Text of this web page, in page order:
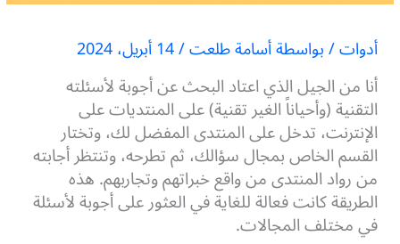
أدوات/ بواسطةأسامة طلعت/14 أبريل، 2024
أنا من الجيل الذي اعتاد البحث عن أجوبة لأسئلته
التقنية (وأحياناً الغير تقنية) على المنتديات على
الإنترنت، تدخل على المنتدى المفضل لك، وتختار
القسم الخاص بمجال سؤالك، ثم تطرحه، وتنتظر أجابته
من رواد المنتدى من واقع خبراتهم وتجاربهم. هذه
الطريقة كانت فعالة للغاية في العثور على أجوبة لأسئلة
في مختلف المجالات.